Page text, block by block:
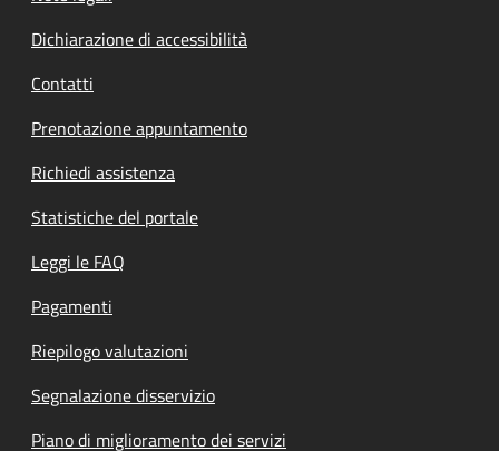
Dichiarazione di accessibilità
Contatti
Prenotazione appuntamento
Richiedi assistenza
Statistiche del portale
Leggi le FAQ
Pagamenti
Riepilogo valutazioni
Segnalazione disservizio
Piano di miglioramento dei servizi